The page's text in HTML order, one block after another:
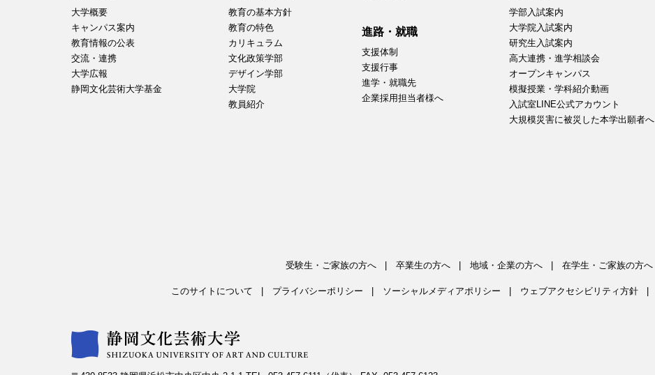
大学概要
キャンパス案内
教育情報の公表
交流・連携
大学広報
静岡文化芸術大学基金
教育の基本方針
教育の特色
カリキュラム
文化政策学部
デザイン学部
大学院
教員紹介
進路・就職
支援体制
支援行事
進学・就職先
企業採用担当者様へ
学部入試案内
大学院入試案内
研究生入試案内
高大連携・進学相談会
オープンキャンパス
模擬授業・学科紹介動画
入試室LINE公式アカウント
大規模災害に被災した本学出願者へ
受験生・ご家族の方へ 卒業生の方へ 地域・企業の方へ 在学生・ご家族の方へ
このサイトについて プライバシーポリシー ソーシャルメディアポリシー ウェブアクセシビリティ方針